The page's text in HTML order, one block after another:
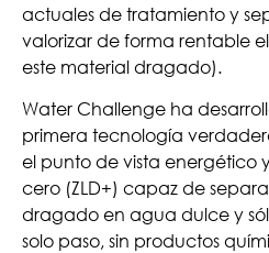
actuales de tratamiento y
valorizar de forma rentable
este material dragado).
Water Challenge ha
primera tecnología
el punto de vista energético
cero (ZLD+) capaz de
dragado en agua dulce y
solo paso, sin productos